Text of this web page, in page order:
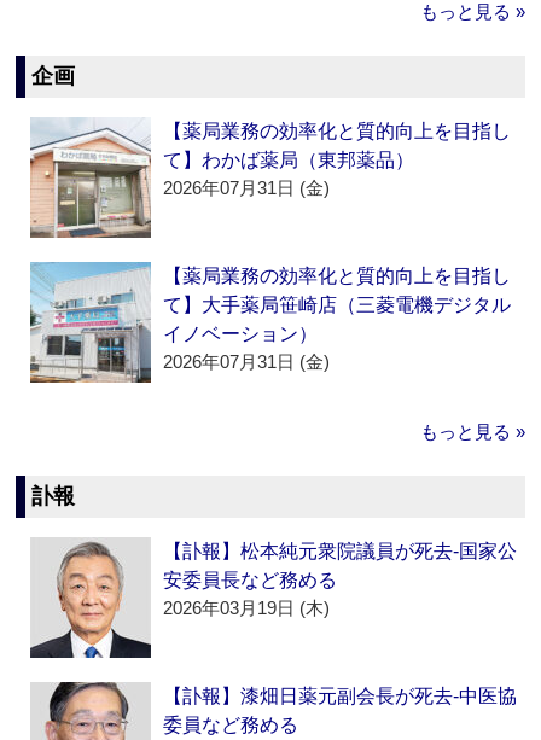
もっと見る »
企画
【薬局業務の効率化と質的向上を目指し
て】わかば薬局（東邦薬品）
2026年07月31日 (金)
【薬局業務の効率化と質的向上を目指し
て】大手薬局笹崎店（三菱電機デジタル
イノベーション）
2026年07月31日 (金)
もっと見る »
訃報
【訃報】松本純元衆院議員が死去‐国家公
安委員長など務める
2026年03月19日 (木)
【訃報】漆畑日薬元副会長が死去‐中医協
委員など務める